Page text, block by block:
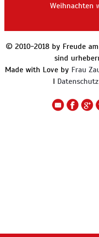
Weihnachten
© 2010-2018 by Freude
sind
Made with Love by Frau
I Datenschutz